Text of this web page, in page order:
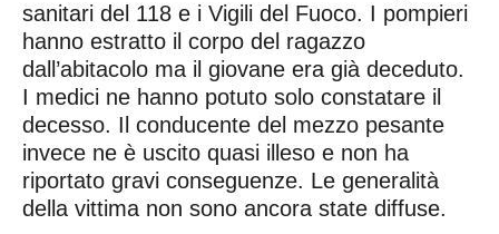
sanitari del 118 e i Vigili del Fuoco. I pompieri
hanno estratto il corpo del ragazzo
dall’abitacolo ma il giovane era già deceduto.
I medici ne hanno potuto solo constatare il
decesso. Il conducente del mezzo pesante
invece ne è uscito quasi illeso e non ha
riportato gravi conseguenze. Le generalità
della vittima non sono ancora state diffuse.